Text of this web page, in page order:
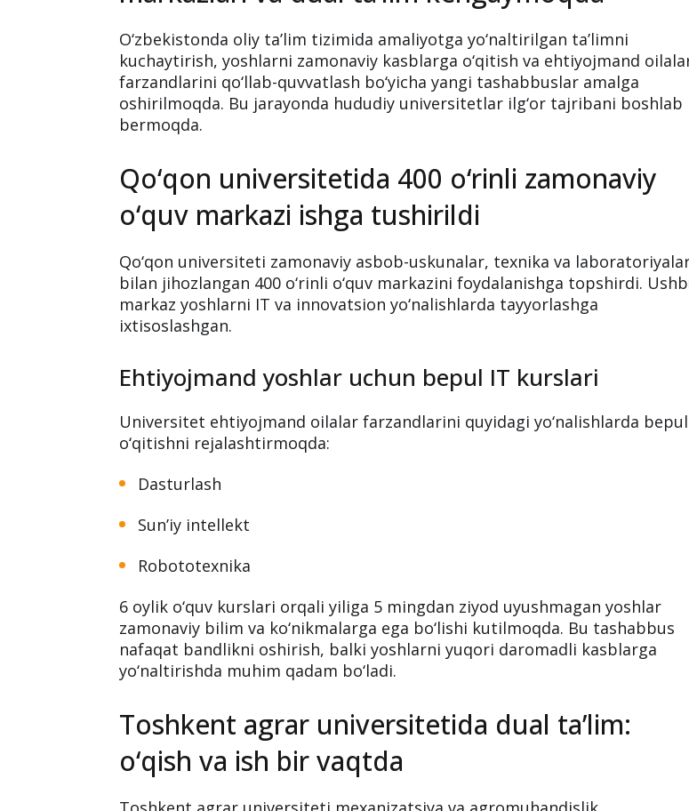
Oliy ta’limda yangi bosqich: zamonaviy o‘quv
markazlari va dual ta’lim kengaymoqda
O‘zbekistonda oliy ta’lim tizimida amaliyotga yo‘naltirilgan ta’limni
kuchaytirish, yoshlarni zamonaviy kasblarga o‘qitish va ehtiyojmand oilalar
farzandlarini qo‘llab-quvvatlash bo‘yicha yangi tashabbuslar amalga
oshirilmoqda. Bu jarayonda hududiy universitetlar ilg‘or tajribani boshlab
bermoqda.
Qo‘qon universitetida 400 o‘rinli zamonaviy
o‘quv markazi ishga tushirildi
Qo‘qon universiteti zamonaviy asbob-uskunalar, texnika va laboratoriyalar
bilan jihozlangan 400 o‘rinli o‘quv markazini foydalanishga topshirdi. Ushbu
markaz yoshlarni IT va innovatsion yo‘nalishlarda tayyorlashga
ixtisoslashgan.
o‘qitishni rejalashtirmoqda:
Dasturlash
Sun’iy intellekt
6 oylik o‘quv kurslari orqali yiliga 5 mingdan ziyod uyushmagan yoshlar
zamonaviy bilim va ko‘nikmalarga ega bo‘lishi kutilmoqda. Bu tashabbus
nafaqat bandlikni oshirish, balki yoshlarni yuqori daromadli kasblarga
yo‘naltirishda muhim qadam bo‘ladi.